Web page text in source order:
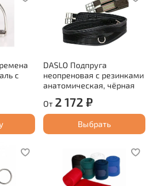
с
DASLO Подпруга
неопреновая с резинками
анатомическая, чёрная
От 2 172 ₽
Выбрать